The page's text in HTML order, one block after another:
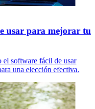
usar para mejorar tu
software fácil de usar
una elección efectiva.